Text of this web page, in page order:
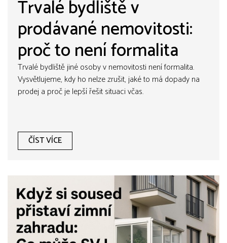
Trvalé bydliště v
prodávané nemovitosti:
proč to není formalita
Trvalé bydliště jiné osoby v nemovitosti není formalita.
Vysvětlujeme, kdy ho nelze zrušit, jaké to má dopady na
prodej a proč je lepší řešit situaci včas.
ČÍST VÍCE